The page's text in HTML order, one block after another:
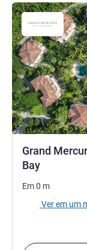
Grand
Bay
Em0 m
Ver em um